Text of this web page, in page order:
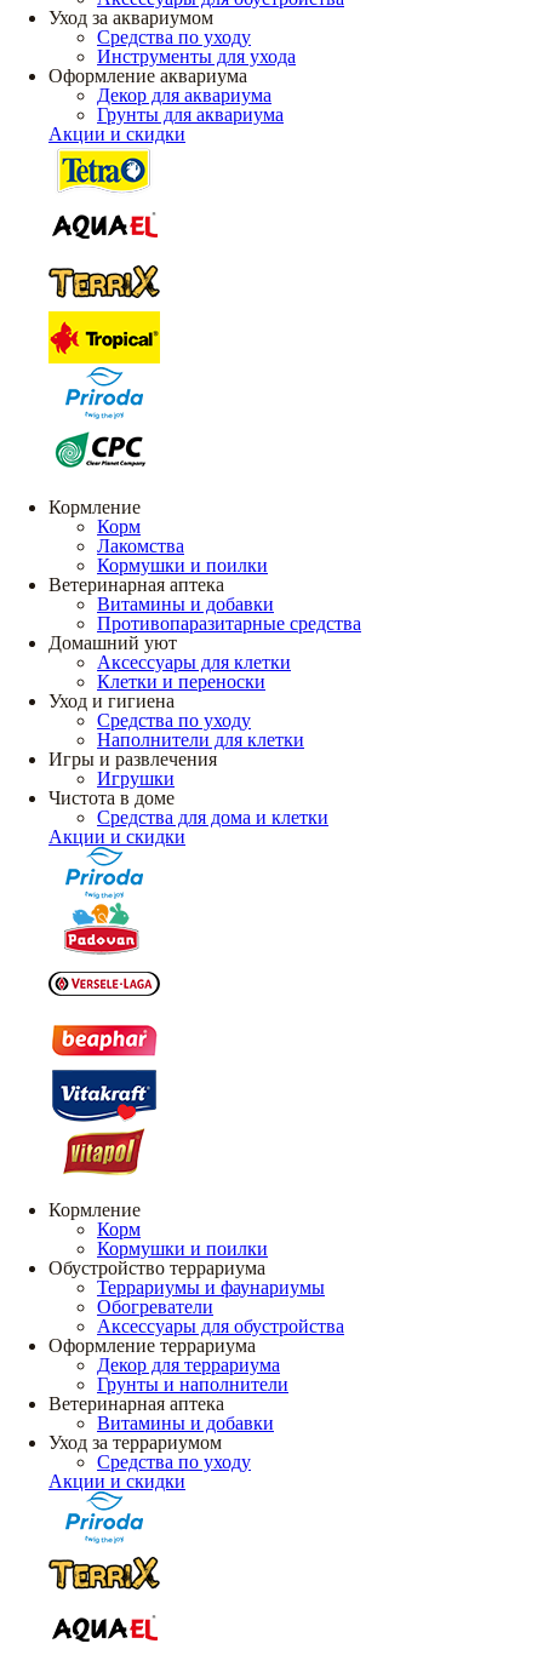
Уход за аквариумом
Средства по уходу
Инструменты для ухода
Оформление аквариума
Декор для аквариума
Грунты для аквариума
Акции и скидки
Кормление
Корм
Лакомства
Кормушки и поилки
Ветеринарная аптека
Витамины и добавки
Противопаразитарные средства
Домашний уют
Аксессуары для клетки
Клетки и переноски
Уход и гигиена
Средства по уходу
Наполнители для клетки
Игры и развлечения
Игрушки
Чистота в доме
Средства для дома и клетки
Акции и скидки
Кормление
Корм
Кормушки и поилки
Обустройство террариума
Террариумы и фаунариумы
Обогреватели
Аксессуары для обустройства
Оформление террариума
Декор для террариума
Грунты и наполнители
Ветеринарная аптека
Витамины и добавки
Уход за террариумом
Средства по уходу
Акции и скидки